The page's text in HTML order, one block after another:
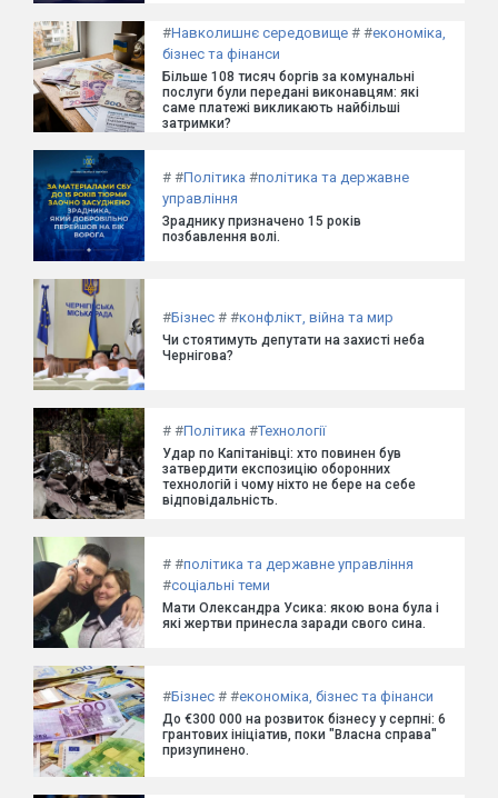
#Навколишнє середовище # #економіка,
бізнес та фінанси
Більше 108 тисяч боргів за комунальні
послуги були передані виконавцям: які
саме платежі викликають найбільші
затримки?
# #Політика #політика та державне
управління
Зраднику призначено 15 років
позбавлення волі.
#Бізнес # #конфлікт, війна та мир
Чи стоятимуть депутати на захисті неба
Чернігова?
# #Політика #Технології
Удар по Капітанівці: хто повинен був
затвердити експозицію оборонних
технологій і чому ніхто не бере на себе
відповідальність.
# #політика та державне управління
#соціальні теми
Мати Олександра Усика: якою вона була і
які жертви принесла заради свого сина.
#Бізнес # #економіка, бізнес та фінанси
До €300 000 на розвиток бізнесу у серпні: 6
грантових ініціатив, поки "Власна справа"
призупинено.